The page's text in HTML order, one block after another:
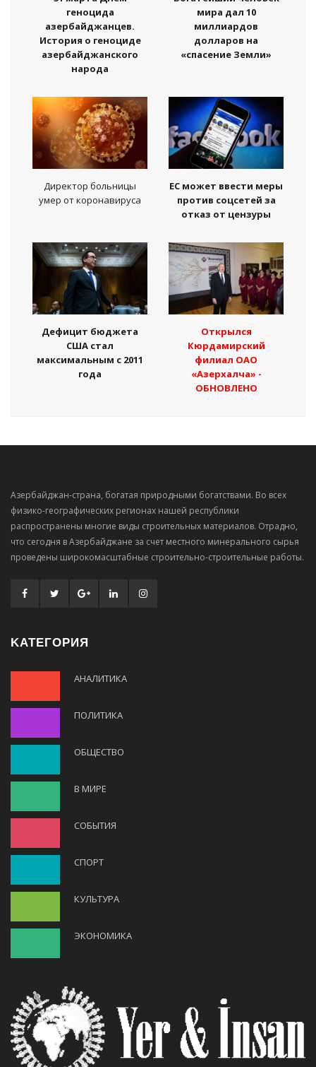
геноцида
азербайджанцев.
История о геноциде
азербайджанского
народа
мира дал 10
миллиардов
долларов на
«спасение Земли»
Директор больницы
умер от коронавируса
ЕС может ввести меры
против соцсетей за
отказ от цензуры
Дефицит бюджета
США стал
максимальным с 2011
года
Открылся
Кюрдамирский
филиал ОАО
«Азерхалча» -
ОБНОВЛЕНО
Азербайджан-страна, богатая природными богатствами. Во всех
физико-географических регионах нашей республики
распространены многие виды строительных материалов. Отрадно,
что сегодня в Азербайджане за счет местного минерального сырья
проведены широкомасштабные строительно-строительные работы.
KАТЕГОРИЯ
АНАЛИТИКА
ПОЛИТИКА
ОБЩЕСТВО
В МИРЕ
СОБЫТИЯ
СПОРТ
КУЛЬТУРА
ЭКОНОМИКА